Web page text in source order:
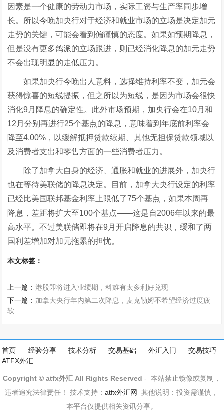
因素是一个健康的劳动力市场，实际工资与生产率同步增
长。所以今晚加央行对于经济和就业市场的立场是决定加元
走势的关键，可能会看到偏谨慎的态度。如果如预期降息，
但是没有更多鸽派的立场跟进，则已经消化降息的加元走势
不会出现明显的走低压力。
如果加央行今晚出人意料，选择维持利率不变，加元会
获得惊喜的短线提振，但之所以为短线，是因为市场会很快
消化9月降息的确定性。此外市场预期，加央行会在10月和
12月分别再进行25个基点的降息，意味着到年底前利率会
降至4.00%，以缓解抵押贷款续期、其他无担保贷款领域以
及消费者支出和零售方面的一些消费者压力。
除了加拿大自身的经济、通胀和就业的进展外，加央行
也在等待美联储的降息决定。目前，加拿大央行设定的利率
已经比美国联邦基金利率上限低了75个基点，如果本周再
降息，差距将扩大至100个基点——这是自2006年以来的最
高水平。不过美联储即将在9月开启降息的共识，缓和了两
国利差增加对加元拖累的担忧。
本文标签：
上一篇：港股即将进入业绩期，料难有太多利好兑现
下一篇： 加拿大央行年内第二次降息，麦克勒姆不希望经济过度疲
软
首页 经验分享 技术分析 交易基础 外汇入门
交易技巧
ATFX外汇
Copyright © atfx外汇 All Rights Reserved - 本站禁止镜像或复制，
违者追究法律责任！ 技术支持：atfx外汇网
其他说明：投资需谨慎，
本平台仅提供相关资讯分享。